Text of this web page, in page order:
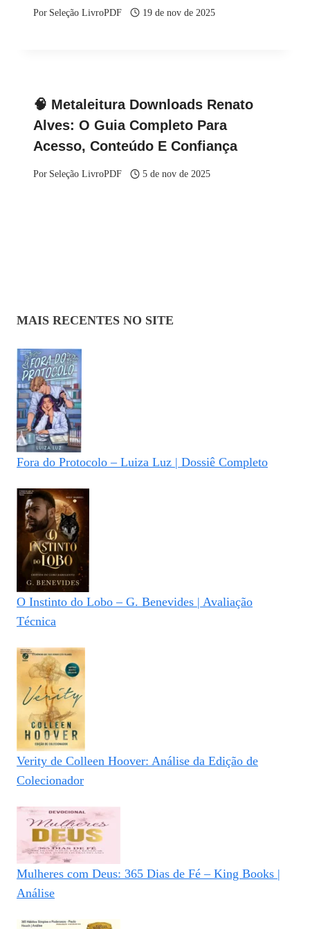
Por Seleção LivroPDF 19 de nov de 2025
🧠 Metaleitura Downloads Renato
Alves: O Guia Completo Para
Acesso, Conteúdo E Confiança
Por Seleção LivroPDF 5 de nov de 2025
MAIS RECENTES NO SITE
Fora do Protocolo – Luiza Luz | Dossiê Completo
O Instinto do Lobo – G. Benevides | Avaliação
Técnica
Verity de Colleen Hoover: Análise da Edição de
Colecionador
Mulheres com Deus: 365 Dias de Fé – King Books |
Análise